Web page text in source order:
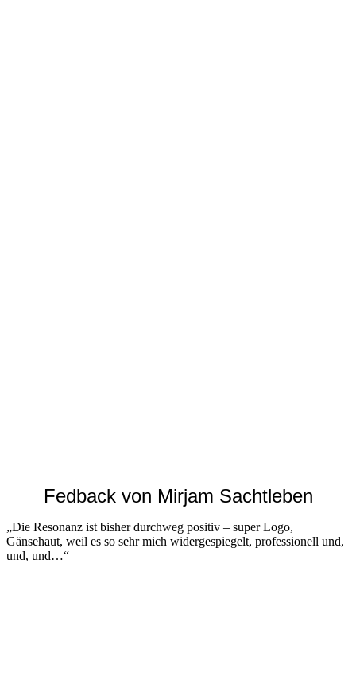
Fedback von Mirjam Sachtleben
„Die Resonanz ist bisher durchweg positiv – super Logo,
Gänsehaut, weil es so sehr mich widergespiegelt, professionell und,
und, und…“